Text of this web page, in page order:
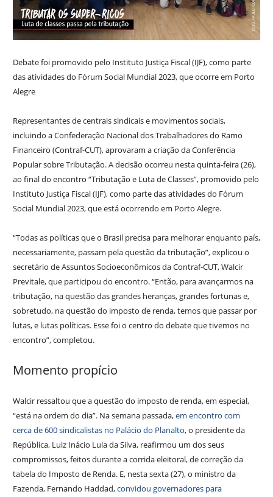
Debate foi promovido pelo Instituto Justiça Fiscal (IJF), como parte
das atividades do Fórum Social Mundial 2023, que ocorre em Porto
Alegre
Representantes de centrais sindicais e movimentos sociais,
incluindo a Confederação Nacional dos Trabalhadores do Ramo
Financeiro (Contraf-CUT), aprovaram a criação da Conferência
Popular sobre Tributação. A decisão ocorreu nesta quinta-feira (26),
ao final do encontro “Tributação e Luta de Classes”, promovido pelo
Instituto Justiça Fiscal (IJF), como parte das atividades do Fórum
Social Mundial 2023, que está ocorrendo em Porto Alegre.
“Todas as políticas que o Brasil precisa para melhorar enquanto país,
necessariamente, passam pela questão da tributação”, explicou o
secretário de Assuntos Socioeconômicos da Contraf-CUT, Walcir
Previtale, que participou do encontro. “Então, para avançarmos na
tributação, na questão das grandes heranças, grandes fortunas e,
sobretudo, na questão do imposto de renda, temos que passar por
lutas, e lutas políticas. Esse foi o centro do debate que tivemos no
encontro”, completou.
Momento propício
Walcir ressaltou que a questão do imposto de renda, em especial,
“está na ordem do dia”. Na semana passada,em encontro com
cerca de 600 sindicalistas no Palácio do Planalto, o presidente da
República, Luiz Inácio Lula da Silva, reafirmou um dos seus
compromissos, feitos durante a corrida eleitoral, de correção da
tabela do Imposto de Renda. E, nesta sexta (27), o ministro da
Fazenda, Fernando Haddad,convidou governadores para